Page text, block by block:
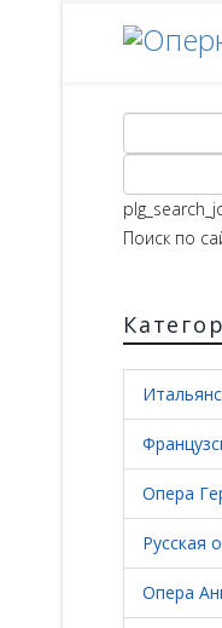
Поиск по
Опера
Русская
Опера